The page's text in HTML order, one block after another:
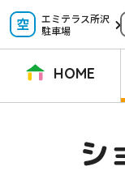
ペ
ー
内
HOME
エミテラス所沢
駐車場
シ